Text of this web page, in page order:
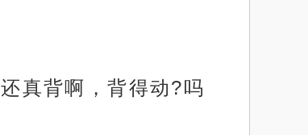
真背啊，背得动?吗